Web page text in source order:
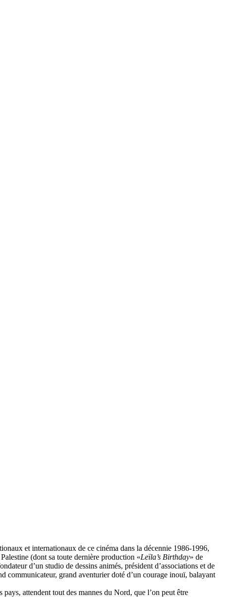
et internationaux de ce cinéma dans la décennie 1986-1996,
(dont sa toute dernière production «Leïla’s Birthday» de
d’un studio de dessins animés, président d’associations et de
communicateur, grand aventurier doté d’un courage inouï, balayant
attendent tout des mannes du Nord, que l’on peut être